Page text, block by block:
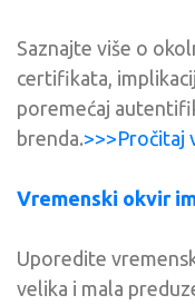
Saznajte više o
certifikata,
poremećaj
brenda.>>>Pročitaj
Vremenski okvir
Uporedite
velika i mala